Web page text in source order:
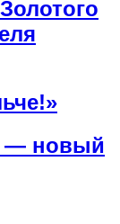
— новый